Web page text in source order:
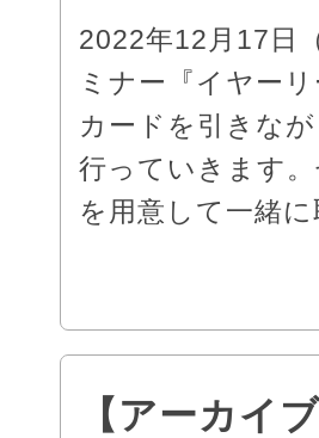
2022年12月17日
ミナー『イヤー
カードを引きな
行っていきます
を用意して一緒
【アーカイ